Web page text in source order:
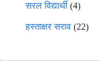
सरल विद्यार्थी(4)
हस्ताक्षर सराव (22)